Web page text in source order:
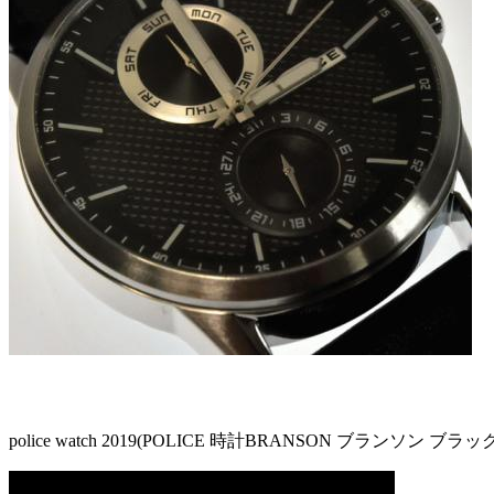
police watch 2019(POLICE 時計BRANSON ブランソン ブラッ